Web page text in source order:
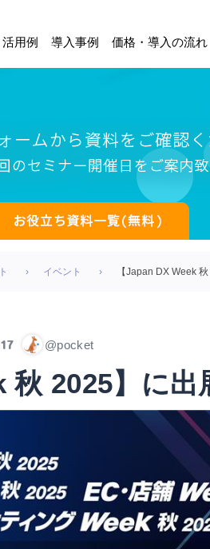
活用例 導入事例 価格・導入の流れ
イベント 【Japan DX Week
@pocket
秋 2025】に出